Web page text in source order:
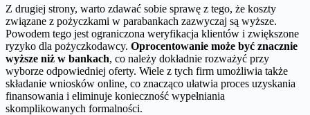
Z drugiej strony, warto zdawać sobie sprawę z tego, że koszty
związane z pożyczkami w parabankach zazwyczaj są wyższe.
Powodem tego jest ograniczona weryfikacja klientów i zwiększone
ryzyko dla pożyczkodawcy. Oprocentowanie może być znacznie
wyższe niż w bankach, co należy dokładnie rozważyć przy
wyborze odpowiedniej oferty. Wiele z tych firm umożliwia także
składanie wniosków online, co znacząco ułatwia proces uzyskania
finansowania i eliminuje konieczność wypełniania
skomplikowanych formalności.